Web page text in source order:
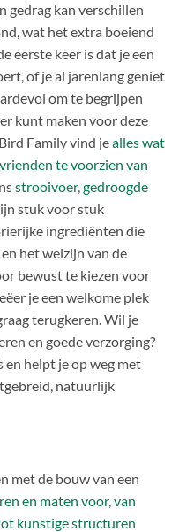
gedrag kan verschillen
wat het extra boeiend
eerste keer is dat je een
of je al jarenlang geniet
om te begrijpen
kunt maken voor deze
Family vind jealles wat
te voorzien van
strooivoer,gedroogde
stuk voor stuk
ingrediënten die
het welzijn van de
bewust te kiezen voor
je een welkome plek
terugkeren. Wil je
en goede verzorging?
en helpt je op weg met
natuurlijk
met de bouw van een
en maten voor, van
kunstige structuren